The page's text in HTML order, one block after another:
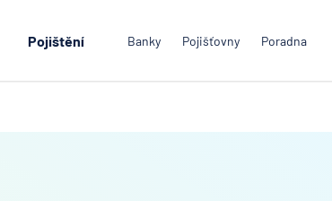
Pojištění Banky Pojišťovny Poradna